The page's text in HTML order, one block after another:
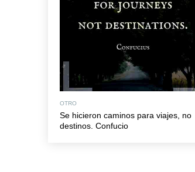
OTRO
Se hicieron caminos para viajes, no
destinos. Confucio